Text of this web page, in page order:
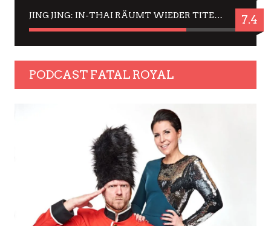
JING JING: IN-THAI RÄUMT WIEDER TITEL AB – EIN ZWEI-STUNDEN-ERLEBNISBERICHT 7.4
PODCAST FATAL ROYAL